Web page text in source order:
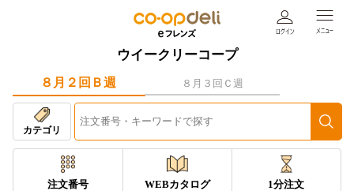
ウイークリーコープ
８月２回Ｂ週 ８月３回Ｃ週
カテゴリ
注文番号 WEBカタログ 1分注文